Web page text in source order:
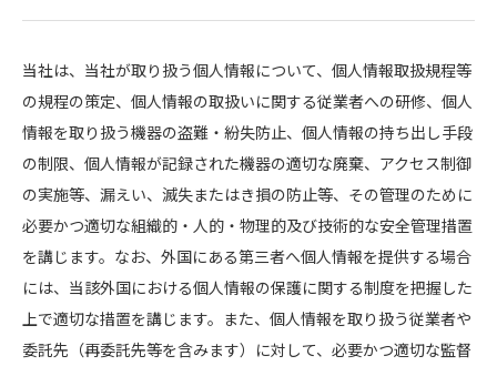
当社は、当社が取り扱う個人情報について、個人情報取扱規程等
の規程の策定、個人情報の取扱いに関する従業者への研修、個人
情報を取り扱う機器の盗難・紛失防止、個人情報の持ち出し手段
の制限、個人情報が記録された機器の適切な廃棄、アクセス制御
の実施等、漏えい、滅失またはき損の防止等、その管理のために
必要かつ適切な組織的・人的・物理的及び技術的な安全管理措置
を講じます。なお、外国にある第三者へ個人情報を提供する場合
には、当該外国における個人情報の保護に関する制度を把握した
上で適切な措置を講じます。また、個人情報を取り扱う従業者や
委託先（再委託先等を含みます）に対して、必要かつ適切な監督